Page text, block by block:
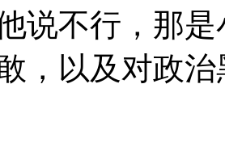
说不行，那
，以及对政